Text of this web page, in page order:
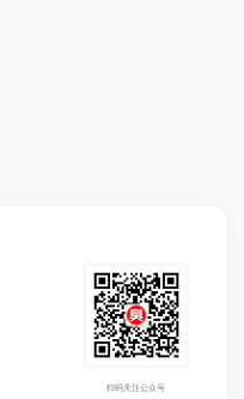
扫码关注公众号